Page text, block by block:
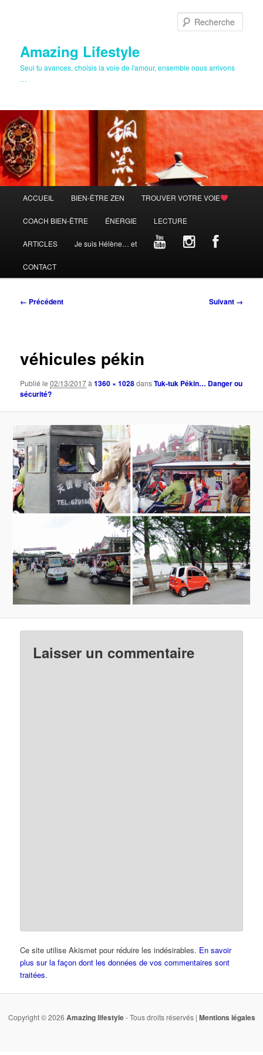
Amazing Lifestyle
Seul tu avances, choisis la voie de l'amour, ensemble nous arrivons
…
principal
ACCUEIL BIEN-ÊTRE ZEN TROUVER VOTRE VOIE
COACH BIEN-ÊTRE ÉNERGIE LECTURE
ARTICLES Je suis Hélène… et
CONTACT
Navigation
← Précédent Suivant →
véhicules pékin
Publié le02/13/2017à1360 × 1028dansTuk-tuk Pékin… Danger ou
sécurité?
Laisser un commentaire
Ce site utilise Akismet pour réduire les indésirables. En savoir
plus sur la façon dont les données de vos commentaires sont
traitées.
Copyright © 2026 Amazing lifestyle- Tous droits réservés | Mentions légales